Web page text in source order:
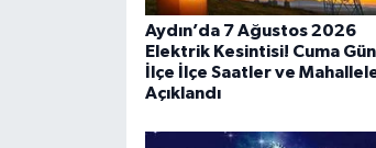
Aydın’da 7 Ağustos 2026
Elektrik Kesintisi! Cuma
İlçe İlçe Saatler ve
Açıklandı